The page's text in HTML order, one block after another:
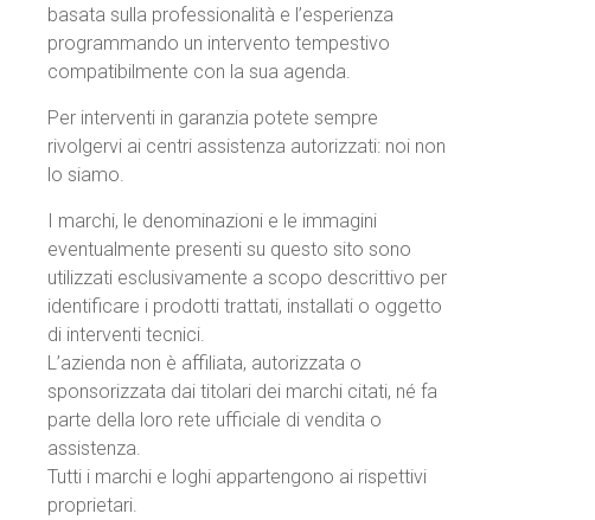
basata sulla professionalità e l’esperienza
programmando un intervento tempestivo
compatibilmente con la sua agenda.
Per interventi in garanzia potete sempre
rivolgervi ai centri assistenza autorizzati: noi non
lo siamo.
I marchi, le denominazioni e le immagini
eventualmente presenti su questo sito sono
utilizzati esclusivamente a scopo descrittivo per
identificare i prodotti trattati, installati o oggetto
di interventi tecnici.
L’azienda non è affiliata, autorizzata o
sponsorizzata dai titolari dei marchi citati, né fa
parte della loro rete ufficiale di vendita o
assistenza.
Tutti i marchi e loghi appartengono ai rispettivi
proprietari.